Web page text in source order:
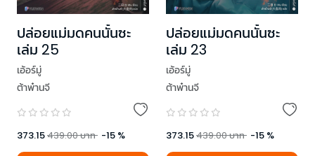
ปล่อยแม่มดคนนั้นซะ
เล่ม 25
เอ้อร์มู่
ต้าพ๋านจี
373.15439.00บาท -15 %
ปล่อยแม่มดคนนั้นซะ
เล่ม 23
เอ้อร์มู่
ต้าพ๋านจี
373.15439.00บาท -15 %